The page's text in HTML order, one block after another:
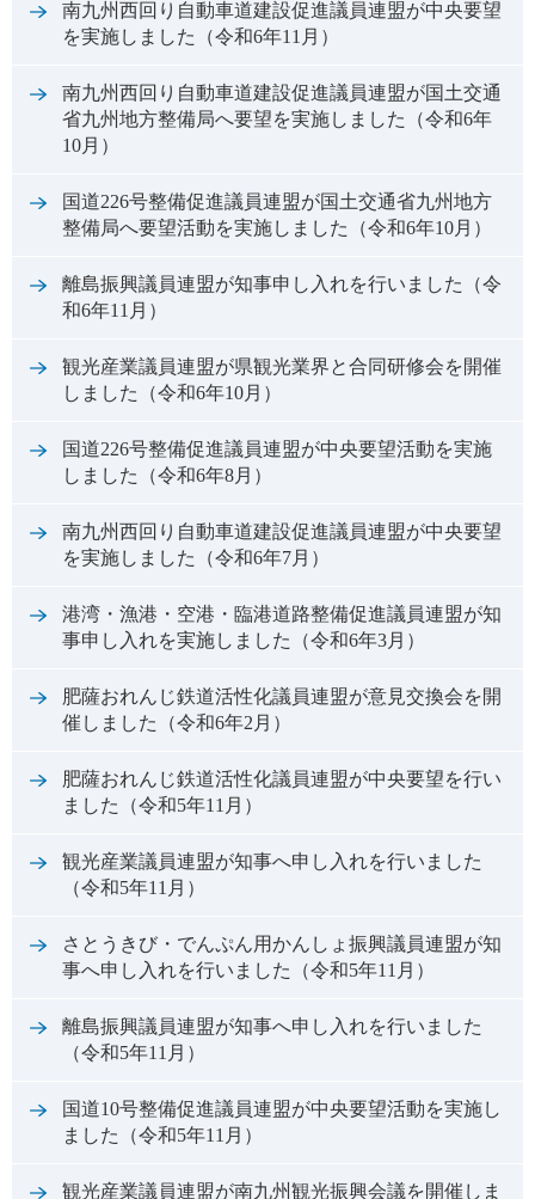
南九州西回り自動車道建設促進議員連盟が中央要望
を実施しました（令和6年11月）
南九州西回り自動車道建設促進議員連盟が国土交通
省九州地方整備局へ要望を実施しました（令和6年
10月）
国道226号整備促進議員連盟が国土交通省九州地方
整備局へ要望活動を実施しました（令和6年10月）
離島振興議員連盟が知事申し入れを行いました（令
和6年11月）
観光産業議員連盟が県観光業界と合同研修会を開催
しました（令和6年10月）
国道226号整備促進議員連盟が中央要望活動を実施
しました（令和6年8月）
南九州西回り自動車道建設促進議員連盟が中央要望
を実施しました（令和6年7月）
港湾・漁港・空港・臨港道路整備促進議員連盟が知
事申し入れを実施しました（令和6年3月）
肥薩おれんじ鉄道活性化議員連盟が意見交換会を開
催しました（令和6年2月）
肥薩おれんじ鉄道活性化議員連盟が中央要望を行い
ました（令和5年11月）
観光産業議員連盟が知事へ申し入れを行いました
（令和5年11月）
さとうきび・でんぷん用かんしょ振興議員連盟が知
事へ申し入れを行いました（令和5年11月）
離島振興議員連盟が知事へ申し入れを行いました
（令和5年11月）
国道10号整備促進議員連盟が中央要望活動を実施し
ました（令和5年11月）
観光産業議員連盟が南九州観光振興会議を開催しま